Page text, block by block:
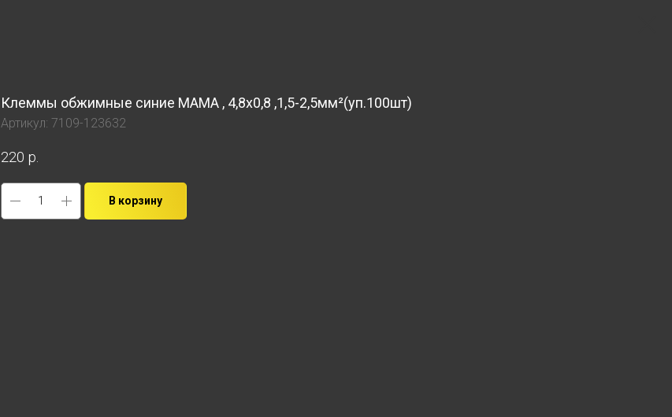
Клеммы обжимные синие МАМА , 4,8x0,8 ,1,5-2,5мм²(уп.100шт)
Артикул: 7109-123632
220 р.
В корзину